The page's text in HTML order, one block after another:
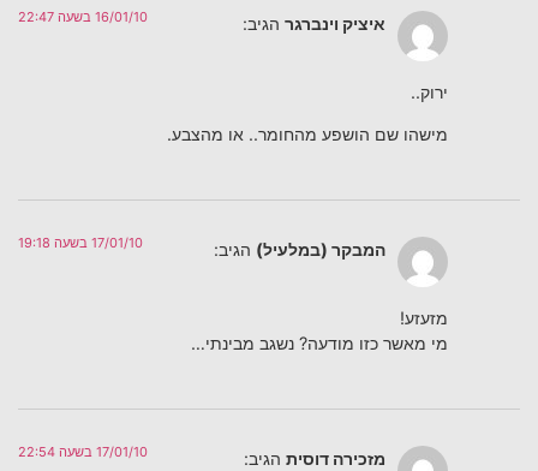
איציק וינברגר הגיב: 16/01/10 בשעה 22:47
ירוק..
מישהו שם הושפע מהחומר.. או מהצבע.
המבקר (במלעיל) הגיב: 17/01/10 בשעה 19:18
מזעזע!
מי מאשר כזו מודעה? נשגב מבינתי…
מזכירה דוסית הגיב: 17/01/10 בשעה 22:54